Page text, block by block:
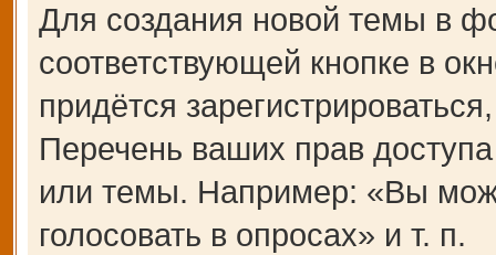
Для создания новой темы в
соответствующей кнопке в
придётся
Перечень ваших прав
или темы. Например: «Вы
голосовать в опросах» и т. п.